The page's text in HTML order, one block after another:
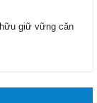
giữ vững căn